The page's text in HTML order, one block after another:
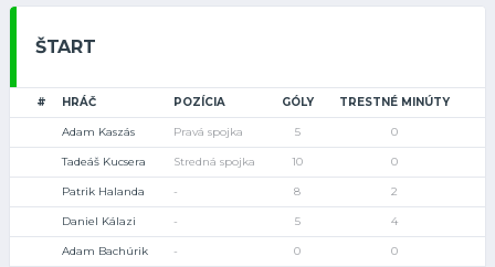
ŠTART
# HRÁČ POZÍCIA GÓLY TRESTNÉ MINÚTY
Adam Kaszás Pravá spojka 5 0
Tadeáš Kucsera Stredná spojka 10 0
Patrik Halanda - 8 2
Daniel Kálazi - 5 4
Adam Bachúrik - 0 0